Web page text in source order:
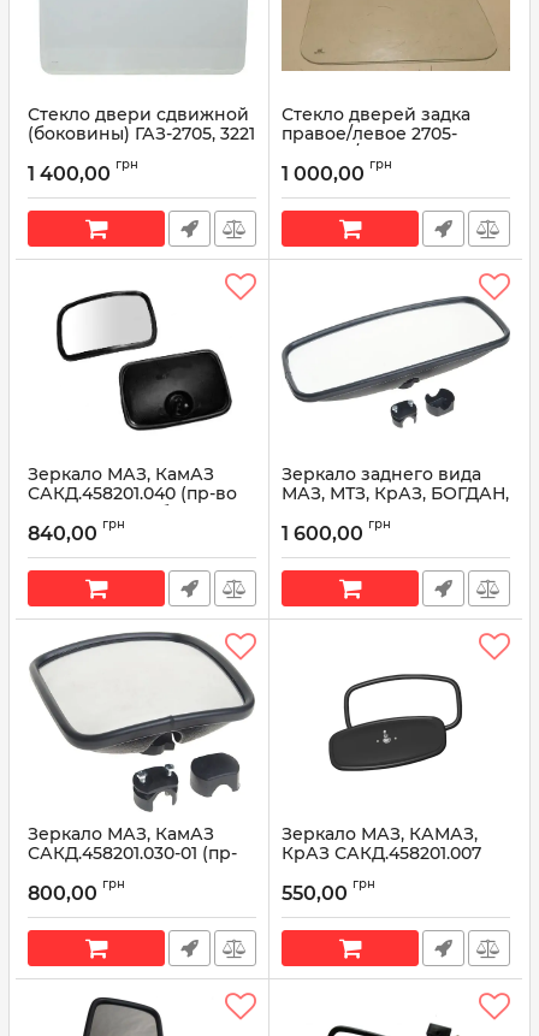
Стекло двери сдвижной
(боковины) ГАЗ-2705, 3221
Артикул: 2705-6423052
1 400,00 грн
Стекло дверей задка
правое/левое 2705-
6303052/2705-6303053
Артикул: 2705-6303052/ 2705-
1 000,00 грн
Зеркало МАЗ, КамАЗ
САКД.458201.040 (пр-во
'Универсал Бобруйск')
Артикул: САКД.458201.040
840,00 грн
Зеркало заднего вида
МАЗ, МТЗ, КрАЗ, БОГДАН,
подогревом) (пр-во
Артикул: САКД.458201.050-01
1 600,00 грн
Зеркало МАЗ, КамАЗ
САКД.458201.030-01 (пр-
Бобруйск')
Артикул: САКД.458201.030-01
800,00 грн
Зеркало МАЗ, КАМАЗ,
КрАЗ САКД.458201.007
Бобруйск)
Артикул: САКД.458201.007
550,00 грн